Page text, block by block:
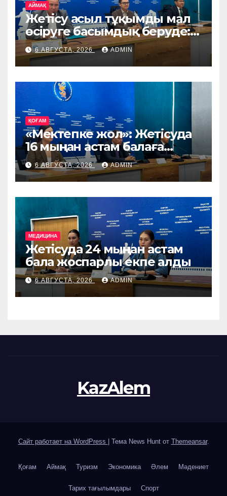
АЙМАҚ
Жетісу асыл тұқымды мал
өсіруге басымдық беруде:
өңірге Ирландия, Дания
және Германиядан асыл
тұқымды жануарлар
жеткізіледі
6 АВГУСТА, 2026 ADMIN
ҚОҒАМ
«Мектепке жол»: Жетісуда
16 мыңнан астам балаға
көмек көрсетіледі
6 АВГУСТА, 2026 ADMIN
МЕДИЦИНА
Жетісуда 24 мыңнан астам
бала жоспарлы екпе алды
6 АВГУСТА, 2026 ADMIN
KazAlem
Сайт работает на WordPress Тема News Hunt от Themeansar.
Қоғам Аймақ Туризм Экономика Әлем Мәдениет
Тарих тағылымдары Спорт